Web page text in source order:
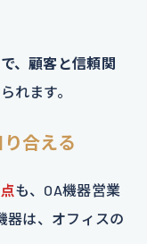
、顧客と信頼関
れます。
合える
も、OA機器営業
器は、オフィスの